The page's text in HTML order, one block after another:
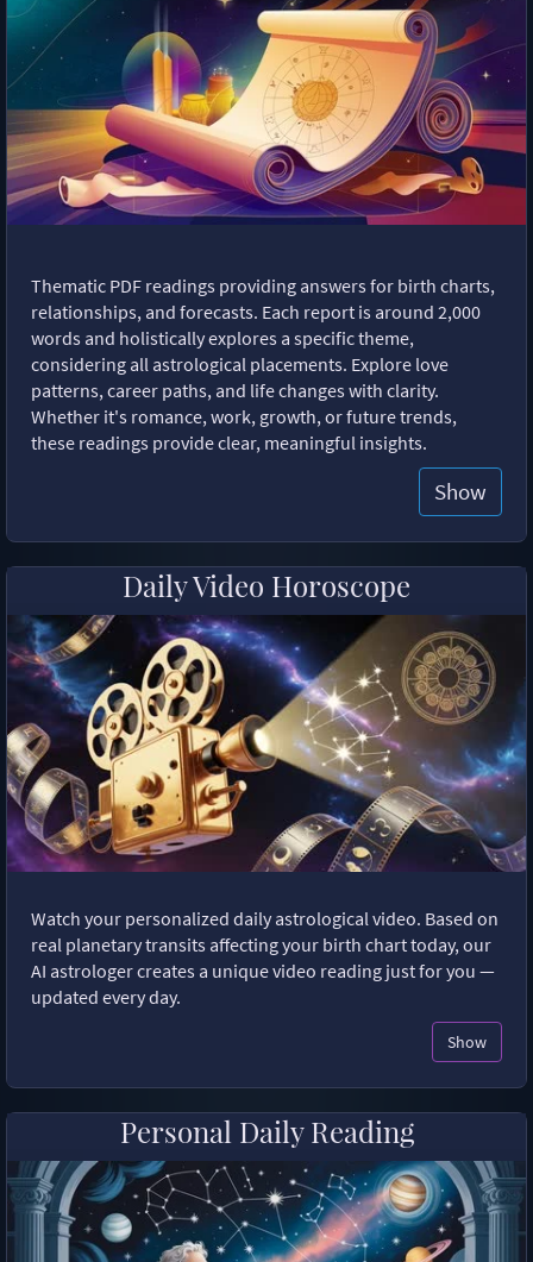
Thematic PDF readings providing answers for birth charts,
relationships, and forecasts. Each report is around 2,000
words and holistically explores a specific theme,
considering all astrological placements. Explore love
patterns, career paths, and life changes with clarity.
Whether it's romance, work, growth, or future trends,
these readings provide clear, meaningful insights.
Show
Daily Video Horoscope
Watch your personalized daily astrological video. Based on
real planetary transits affecting your birth chart today, our
AI astrologer creates a unique video reading just for you —
updated every day.
Show
Personal Daily Reading